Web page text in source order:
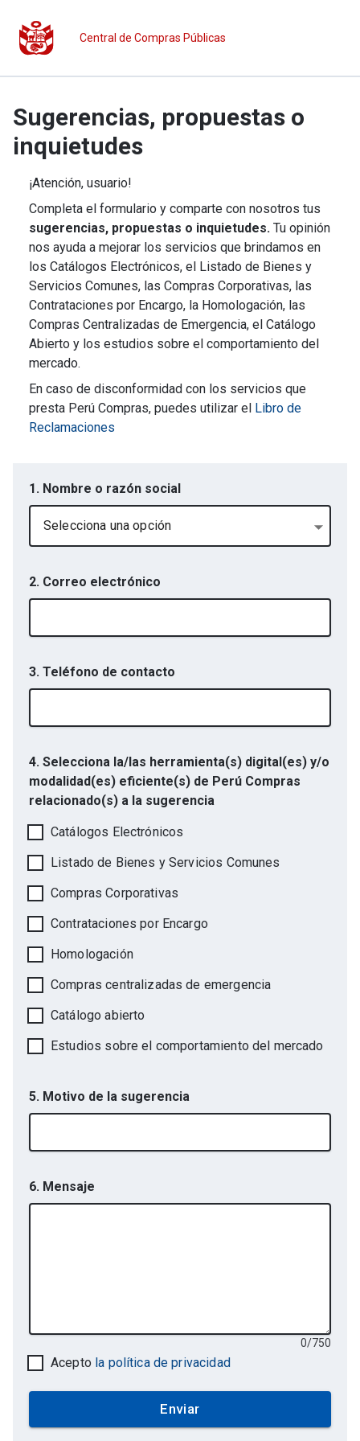
Central de Compras Públicas
Sugerencias, propuestas o
inquietudes
¡Atención, usuario!
Completa el formulario y comparte con nosotros tus
sugerencias, propuestas o inquietudes. Tu opinión
nos ayuda a mejorar los servicios que brindamos en
los Catálogos Electrónicos, el Listado de Bienes y
Servicios Comunes, las Compras Corporativas, las
Contrataciones por Encargo, la Homologación, las
Compras Centralizadas de Emergencia, el Catálogo
Abierto y los estudios sobre el comportamiento del
mercado.
En caso de disconformidad con los servicios que
presta Perú Compras, puedes utilizar el Libro de
Reclamaciones
1. Nombre o razón social
Selecciona una opción
2. Correo electrónico
3. Teléfono de contacto
4. Selecciona la/las herramienta(s) digital(es) y/o
modalidad(es) eficiente(s) de Perú Compras
relacionado(s) a la sugerencia
Catálogos Electrónicos
Listado de Bienes y Servicios Comunes
Compras Corporativas
Contrataciones por Encargo
Homologación
Compras centralizadas de emergencia
Catálogo abierto
Estudios sobre el comportamiento del mercado
5. Motivo de la sugerencia
6. Mensaje
0/750
Acepto la política de privacidad
Enviar